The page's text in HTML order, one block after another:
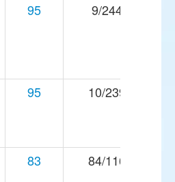
95 9/244
95 10/239
83 84/116